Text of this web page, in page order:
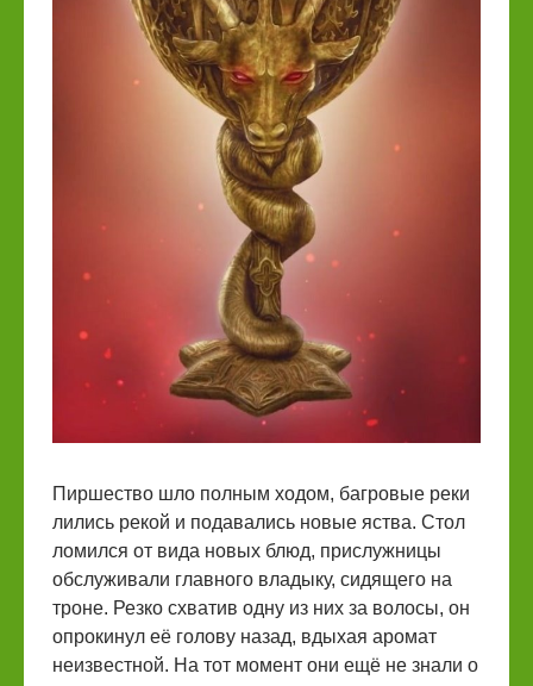
Пиршество шло полным ходом, багровые реки
лились рекой и подавались новые яства. Стол
ломился от вида новых блюд, прислужницы
обслуживали главного владыку, сидящего на
троне. Резко схватив одну из них за волосы, он
опрокинул её голову назад, вдыхая аромат
неизвестной. На тот момент они ещё не знали о